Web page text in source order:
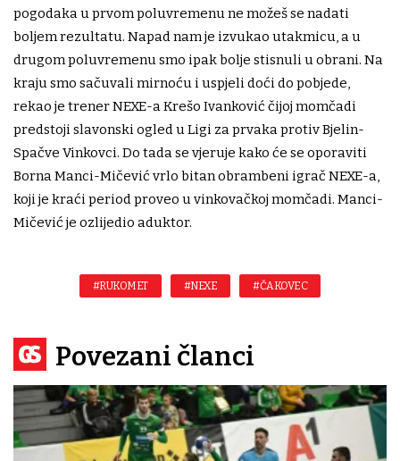
pogodaka u prvom poluvremenu ne možeš se nadati
boljem rezultatu. Napad nam je izvukao utakmicu, a u
drugom poluvremenu smo ipak bolje stisnuli u obrani. Na
kraju smo sačuvali mirnoću i uspjeli doći do pobjede,
rekao je trener NEXE-a Krešo Ivanković čijoj momčadi
predstoji slavonski ogled u Ligi za prvaka protiv Bjelin-
Spačve Vinkovci. Do tada se vjeruje kako će se oporaviti
Borna Manci-Mičević vrlo bitan obrambeni igrač NEXE-a,
koji je kraći period proveo u vinkovačkoj momčadi. Manci-
Mičević je ozlijedio aduktor.
#RUKOMET #NEXE #ČAKOVEC
Povezani članci